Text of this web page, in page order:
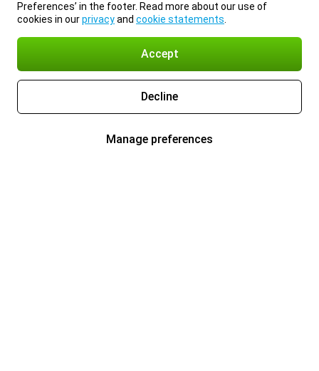
Preferences’ in the footer. Read more about our use of
cookies in ourprivacyand cookie statements
Accept
Decline
Manage preferences